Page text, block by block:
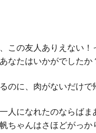
この友人ありえない！
なたはいかがでしたか
のに、肉がないだけで
一人になれたのならば
ちゃんはさほどがっか